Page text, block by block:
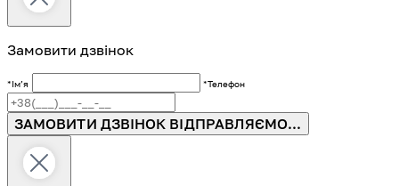
Замовити дзвінок
*Імʼя *Телефон
ЗАМОВИТИ ДЗВІНОК ВІДПРАВЛЯЄМО...